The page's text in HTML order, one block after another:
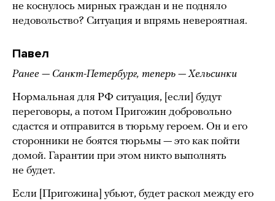
не коснулось мирных граждан и не подняло
недовольство? Ситуация и впрямь невероятная.
Павел
Ранее — Санкт-Петербург, теперь — Хельсинки
Нормальная для РФ ситуация, [если] будут
переговоры, а потом Пригожин добровольно
сдастся и отправится в тюрьму героем. Он и его
сторонники не боятся тюрьмы — это как пойти
домой. Гарантии при этом никто выполнять
не будет.
Если [Пригожина] убьют, будет раскол между его